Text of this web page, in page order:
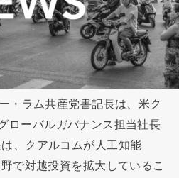
・ラム共産党書記長は、米ク
ローバルガバナンス担当社長
、クアルコムが人工知能
で対越投資を拡大しているこ